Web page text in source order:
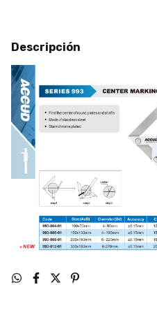
Descripción